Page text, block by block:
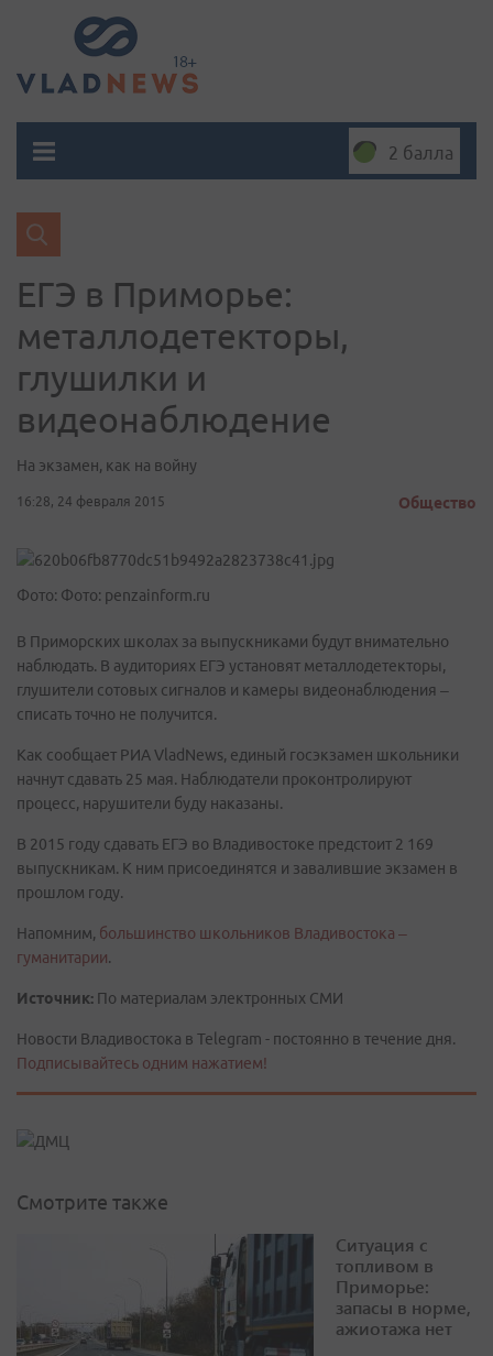
2 балла
ЕГЭ в Приморье:
металлодетекторы,
глушилки и
видеонаблюдение
На экзамен, как на войну
16:28, 24 февраля 2015 Общество
Фото: Фото: penzainform.ru
В Приморских школах за выпускниками будут внимательно
наблюдать. В аудиториях ЕГЭ установят металлодетекторы,
глушители сотовых сигналов и камеры видеонаблюдения –
списать точно не получится.
Как сообщает РИА VladNews, единый госэкзамен школьники
начнут сдавать 25 мая. Наблюдатели проконтролируют
процесс, нарушители буду наказаны.
В 2015 году сдавать ЕГЭ во Владивостоке предстоит 2 169
выпускникам. К ним присоединятся и завалившие экзамен в
прошлом году.
Напомним, большинство школьников Владивостока –
гуманитарии.
Источник: По материалам электронных СМИ
Новости Владивостока в Telegram - постоянно в течение дня.
Подписывайтесь одним нажатием!
Смотрите также
Ситуация с
топливом в
Приморье:
запасы в норме,
ажиотажа нет